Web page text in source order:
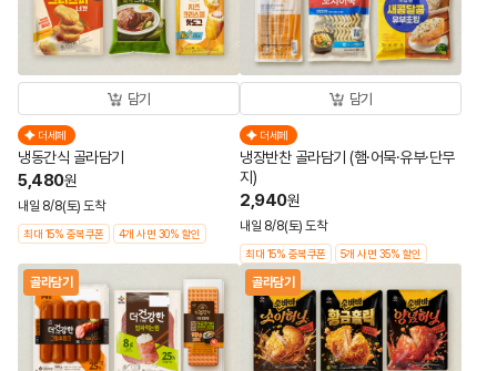
담기
더세페
냉동간식 골라담기
5,480원
내일 8/8(토) 도착
최대 15% 중복쿠폰 4개 사면 30% 할인
담기
더세페
냉장반찬 골라담기 (햄·어묵·유부·단무
지)
2,940원
내일 8/8(토) 도착
최대 15% 중복쿠폰 5개 사면 35% 할인
골라담기 골라담기